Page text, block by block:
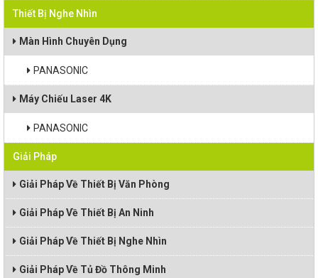
Thiết Bị Nghe Nhìn
Màn Hình Chuyên Dụng
PANASONIC
Máy Chiếu Laser 4K
PANASONIC
Giải Pháp
Giải Pháp Về Thiết Bị Văn Phòng
Giải Pháp Về Thiết Bị An Ninh
Giải Pháp Về Thiết Bị Nghe Nhìn
Giải Pháp Về Tủ Đồ Thông Minh